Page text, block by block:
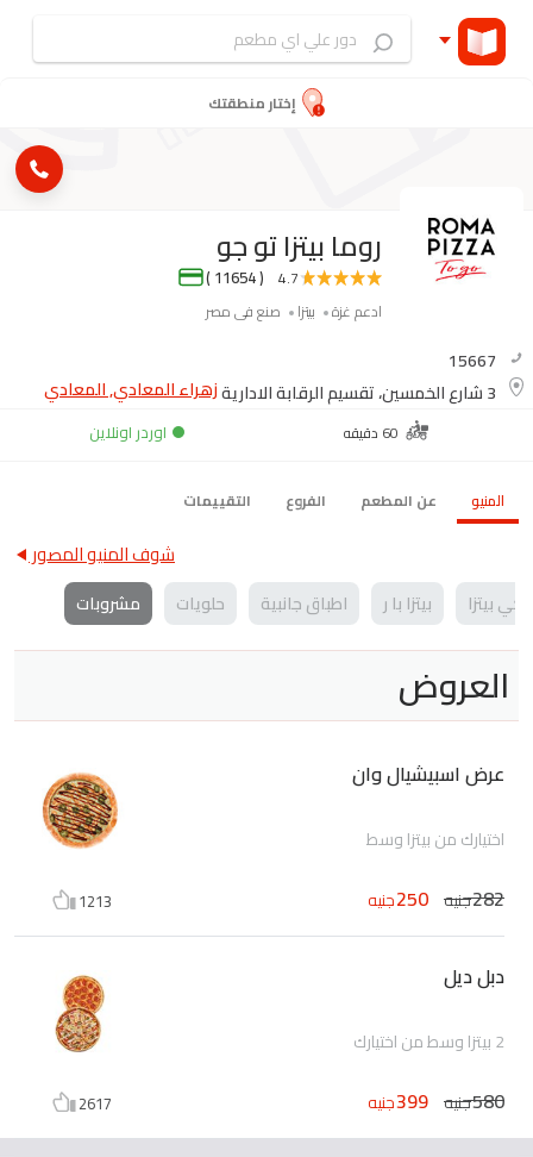
إختار منطقتك
روما بيتزا تو جو
4.7
( 11654 )
ادعم غزة بيتزا صنع فى مصر
15667
3 شارع الخمسين، تقسيم الرقابة الادارية
زهراء المعادي, المعادي
60 دقيقه اوردر اونلاين
المنيو عن المطعم الفروع التقييمات
شوف المنيو المصور
بيتزا بيتزا با ر اطباق جانبية حلويات مشروبات
العروض
عرض اسبيشيال وان
اختيارك من بيتزا وسط
282جنيه 250جنيه 1213
دبل ديل
2 بيتزا وسط من اختيارك
580جنيه 399جنيه 2617